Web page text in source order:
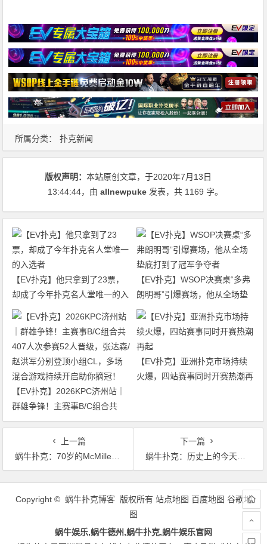
所属分类： 扑克新闻
版权声明：本站原创文章，于2020年7月13日
13:44:44，由allnewpuke 发表，共 1169 字。
【EV扑克】他只拿到了23票，
却成了今年扑克名人堂唯一的入
选者
【EV扑克】WSOP决赛桌“多弗
朗明哥”引爆赛场，他从全场垫
底打到了冠军争夺者
【EV扑克】2026KPC济州站｜
群雄争锋！主赛事B/C组合共
407人次参赛52人晋级，张达森/
赵洪军分别登顶小组CL，多场
混合游戏持续开启助你摘冠！
【EV扑克】亚洲扑克市场持续
火爆，四站赛事同时开赛热潮再
上一篇
蜗牛扑克：70岁的McMillen第一次打线上就赢得了WSOP金手链
下一篇
蜗牛扑克：历史上的今天德州扑克大神Hellmuth 夺得自己的第15条金手链
文
Copyright © 蜗牛扑克博客 版权所有 站点地图 百度地图 谷歌地
图
蜗牛娱乐,蜗牛德州,蜗牛扑克,蜗牛娱乐官网